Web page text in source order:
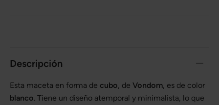
Descripción
Esta maceta en forma de cubo, de Vondom, es de color
blanco. Tiene un diseño atemporal y minimalista, lo que